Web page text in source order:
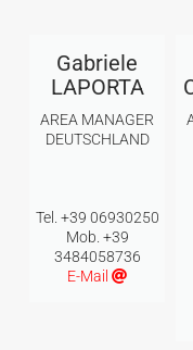
Gabriele
LAPORTA
AREA MANAGER
DEUTSCHLAND
Tel. +39 06930250
Mob. +39
3484058736
E-Mail